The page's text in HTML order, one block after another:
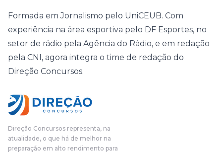
Formada em Jornalismo pelo UniCEUB. Com
experiência na área esportiva pelo DF Esportes, no
setor de rádio pela Agência do Rádio, e em redação
pela CNI, agora integra o time de redação do
Direção Concursos.
Direção Concursos representa, na
atualidade, o que há de melhor na
preparação em alto rendimento para